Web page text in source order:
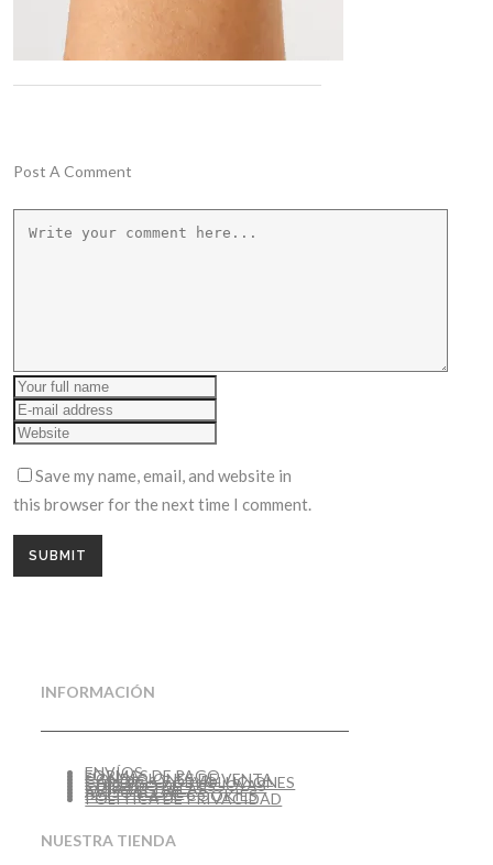
Post A Comment
Save my name, email, and website in
this browser for the next time I comment.
INFORMACIÓN
ENVÍOS
FORMAS DE PAGO
CONDICIONES DE VENTA
CAMBIOS Y DEVOLUCIONES
CUIDADO DE TUS JOYAS
GUÍA DE TALLAS
AVISO LEGAL
POLÍTICA DE COOKIES
POLÍTICA DE PRIVACIDAD
NUESTRA TIENDA